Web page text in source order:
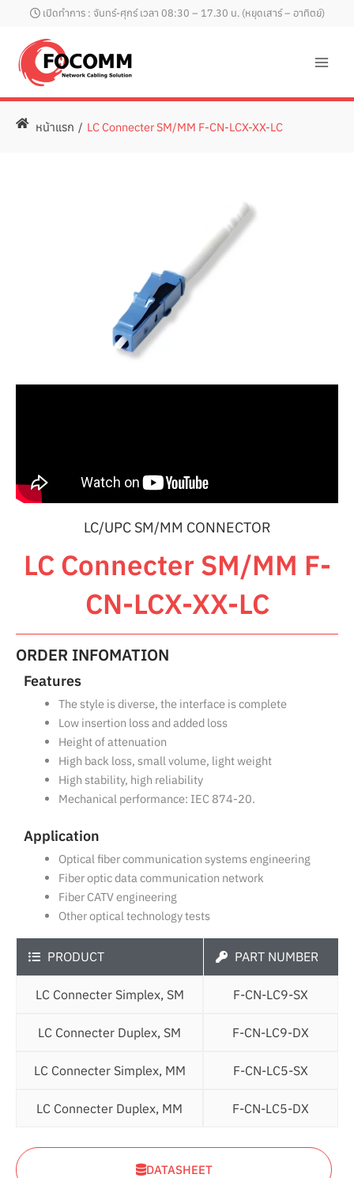
content
เปิดทำการ : จันทร์-ศุกร์ เวลา 08:30 – 17.30 น. (หยุดเสาร์ – อาทิตย์)
หน้าแรก / LC Connecter SM/MM F-CN-LCX-XX-LC
LC/UPC SM/MM CONNECTOR
LC Connecter SM/MM F-
CN-LCX-XX-LC
ORDER INFOMATION
Features
The style is diverse, the interface is complete
Low insertion loss and added loss
Height of attenuation
High back loss, small volume, light weight
High stability, high reliability
Mechanical performance: IEC 874-20.
Application
Optical fiber communication systems engineering
Fiber optic data communication network
Fiber CATV engineering
Other optical technology tests
PRODUCT PART NUMBER
LC Connecter Simplex, SM F-CN-LC9-SX
LC Connecter Duplex, SM F-CN-LC9-DX
LC Connecter Simplex, MM F-CN-LC5-SX
LC Connecter Duplex, MM F-CN-LC5-DX
DATASHEET